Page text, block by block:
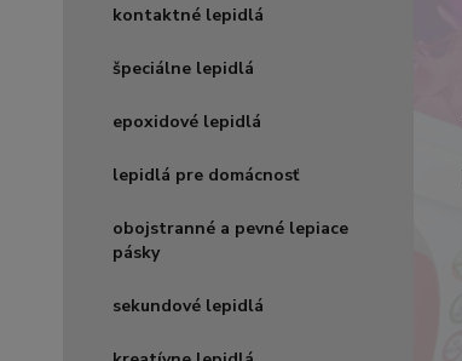
kontaktné lepidlá
špeciálne lepidlá
epoxidové lepidlá
lepidlá pre domácnosť
obojstranné a pevné lepiace
pásky
sekundové lepidlá